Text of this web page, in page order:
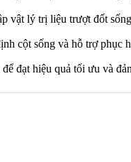
vật lý trị liệu trượt đốt
cột sống và hỗ trợ phục
đạt hiệu quả tối ưu và